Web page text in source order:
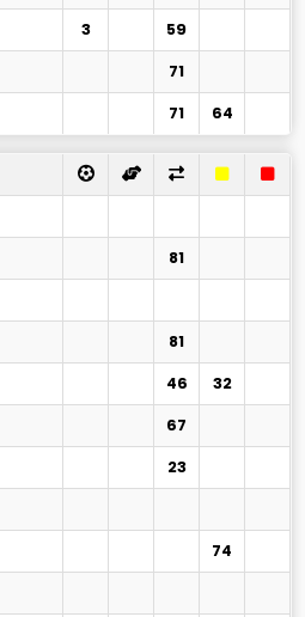
3 59
71
71 64
81
81
46 32
67
23
74